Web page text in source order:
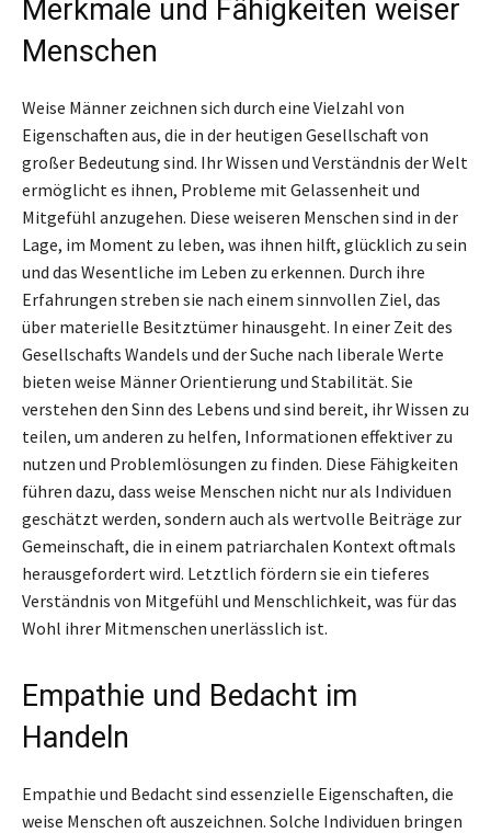
Merkmale und Fähigkeiten weiser
Menschen
Weise Männer zeichnen sich durch eine Vielzahl von
Eigenschaften aus, die in der heutigen Gesellschaft von
großer Bedeutung sind. Ihr Wissen und Verständnis der Welt
ermöglicht es ihnen, Probleme mit Gelassenheit und
Mitgefühl anzugehen. Diese weiseren Menschen sind in der
Lage, im Moment zu leben, was ihnen hilft, glücklich zu sein
und das Wesentliche im Leben zu erkennen. Durch ihre
Erfahrungen streben sie nach einem sinnvollen Ziel, das
über materielle Besitztümer hinausgeht. In einer Zeit des
Gesellschafts Wandels und der Suche nach liberale Werte
bieten weise Männer Orientierung und Stabilität. Sie
verstehen den Sinn des Lebens und sind bereit, ihr Wissen zu
teilen, um anderen zu helfen, Informationen effektiver zu
nutzen und Problemlösungen zu finden. Diese Fähigkeiten
führen dazu, dass weise Menschen nicht nur als Individuen
geschätzt werden, sondern auch als wertvolle Beiträge zur
Gemeinschaft, die in einem patriarchalen Kontext oftmals
herausgefordert wird. Letztlich fördern sie ein tieferes
Verständnis von Mitgefühl und Menschlichkeit, was für das
Wohl ihrer Mitmenschen unerlässlich ist.
Empathie und Bedacht im
Handeln
Empathie und Bedacht sind essenzielle Eigenschaften, die
weise Menschen oft auszeichnen. Solche Individuen bringen